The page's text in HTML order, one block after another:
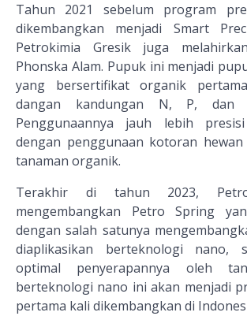
Tahun 2021 sebelum program
dikembangkan menjadi Smart
Petrokimia Gresik juga
Phonska Alam. Pupuk ini menjadi
yang bersertifikat organik
dangan kandungan N, P, dan
Penggunaannya jauh lebih
dengan penggunaan kotoran hewan
tanaman organik.
Terakhir di tahun 2023,
mengembangkan Petro Spring
dengan salah satunya
diaplikasikan berteknologi nano,
optimal penyerapannya oleh
berteknologi nano ini akan menjadi
pertama kali dikembangkan di